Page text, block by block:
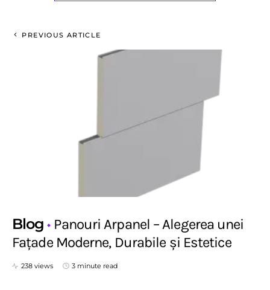
PREVIOUS ARTICLE
Blog
Panouri Arpanel – Alegerea unei
Fațade Moderne, Durabile și Estetice
238 views 3 minute read